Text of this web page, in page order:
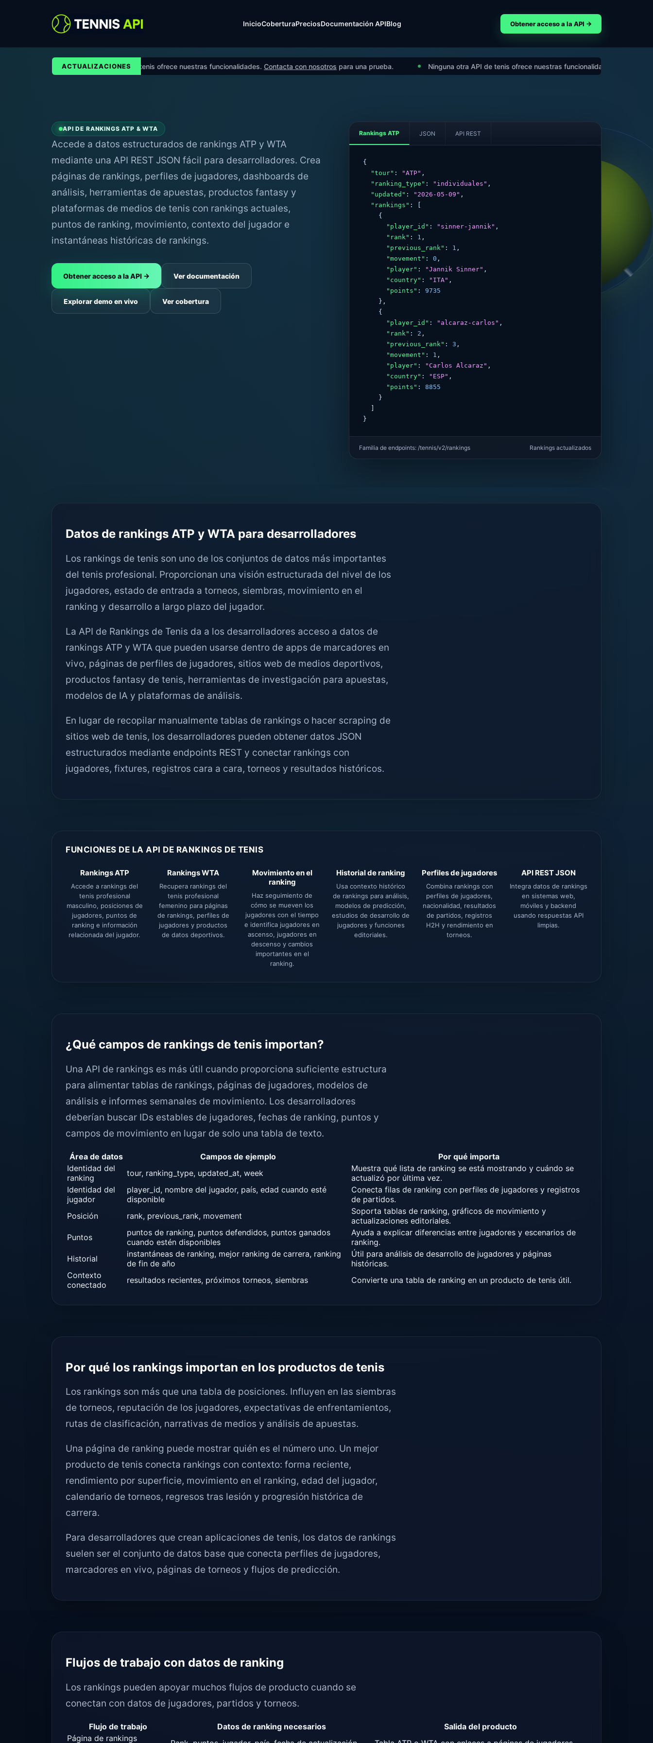
InicioCoberturaPreciosDocumentación APIBlog Obtener acceso a la API →
ACTUALIZACIONES
Ninguna otra API de tenis ofrece nuestras funcionalidades.Contacta con nosotrospara una prueba. Ninguna otra API de tenis ofrece nuestras funcionalidades.Contacta con
API DE RANKINGS ATP & WTA
Accede a datos estructurados de rankings ATP y WTA
mediante una API REST JSON fácil para desarrolladores. Crea
páginas de rankings, perfiles de jugadores, dashboards de
análisis, herramientas de apuestas, productos fantasy y
plataformas de medios de tenis con rankings actuales,
puntos de ranking, movimiento, contexto del jugador e
instantáneas históricas de rankings.
Obtener acceso a la API → Ver documentación
Explorar demo en vivo Ver cobertura
Rankings ATP JSON API REST
{
"tour" : "ATP" ,
"ranking_type" : "individuales" ,
"updated" : "2026-05-09" ,
"rankings" : [
"player_id" : "sinner-jannik" ,
"rank" : 1 ,
"previous_rank" : 1 ,
"movement" : 0 ,
"player" : "Jannik Sinner" ,
"country" : "ITA" ,
"points" : 9735
"player_id" : "alcaraz-carlos" ,
"rank" : 2 ,
"previous_rank" : 3 ,
"movement" : 1 ,
"player" : "Carlos Alcaraz" ,
"country" : "ESP" ,
"points" : 8855
}
Familia de endpoints: /tennis/v2/rankings Rankings actualizados
Datos de rankings ATP y WTA para desarrolladores
Los rankings de tenis son uno de los conjuntos de datos más importantes
del tenis profesional. Proporcionan una visión estructurada del nivel de los
jugadores, estado de entrada a torneos, siembras, movimiento en el
ranking y desarrollo a largo plazo del jugador.
La API de Rankings de Tenis da a los desarrolladores acceso a datos de
rankings ATP y WTA que pueden usarse dentro de apps de marcadores en
vivo, páginas de perfiles de jugadores, sitios web de medios deportivos,
productos fantasy de tenis, herramientas de investigación para apuestas,
modelos de IA y plataformas de análisis.
En lugar de recopilar manualmente tablas de rankings o hacer scraping de
sitios web de tenis, los desarrolladores pueden obtener datos JSON
estructurados mediante endpoints REST y conectar rankings con
jugadores, fixtures, registros cara a cara, torneos y resultados históricos.
FUNCIONES DE LA API DE RANKINGS DE TENIS
Rankings ATP
Accede a rankings del
tenis profesional
masculino, posiciones de
jugadores, puntos de
ranking e información
relacionada del jugador.
Rankings WTA
Recupera rankings del
tenis profesional
femenino para páginas
de rankings, perfiles de
jugadores y productos
de datos deportivos.
Movimiento en el
ranking
Haz seguimiento de
cómo se mueven los
jugadores con el tiempo
e identifica jugadores en
ascenso, jugadores en
descenso y cambios
importantes en el
ranking.
Historial de ranking
Usa contexto histórico
de rankings para análisis,
modelos de predicción,
estudios de desarrollo de
jugadores y funciones
editoriales.
Perfiles de jugadores
Combina rankings con
perfiles de jugadores,
nacionalidad, resultados
de partidos, registros
H2H y rendimiento en
torneos.
API REST JSON
Integra datos de rankings
en sistemas web,
móviles y backend
usando respuestas API
limpias.
¿Qué campos de rankings de tenis importan?
Una API de rankings es más útil cuando proporciona suficiente estructura
para alimentar tablas de rankings, páginas de jugadores, modelos de
análisis e informes semanales de movimiento. Los desarrolladores
deberían buscar IDs estables de jugadores, fechas de ranking, puntos y
campos de movimiento en lugar de solo una tabla de texto.
Área de datos Campos de ejemplo
Por qué importa
Identidad del
ranking
tour, ranking_type, updated_at, week
Muestra qué lista de ranking se está mostrando y cuándo se
actualizó por última vez.
Identidad del
jugador
player_id, nombre del jugador, país, edad cuando esté
disponible
Conecta filas de ranking con perfiles de jugadores y registros
de partidos.
Posición
rank, previous_rank, movement
Soporta tablas de ranking, gráficos de movimiento y
actualizaciones editoriales.
Puntos
puntos de ranking, puntos defendidos, puntos ganados
cuando estén disponibles
Ayuda a explicar diferencias entre jugadores y escenarios de
ranking.
Historial
instantáneas de ranking, mejor ranking de carrera, ranking
de fin de año
Útil para análisis de desarrollo de jugadores y páginas
históricas.
Contexto
conectado
resultados recientes, próximos torneos, siembras Convierte una tabla de ranking en un producto de tenis útil.
Por qué los rankings importan en los productos de tenis
Los rankings son más que una tabla de posiciones. Influyen en las siembras
de torneos, reputación de los jugadores, expectativas de enfrentamientos,
rutas de clasificación, narrativas de medios y análisis de apuestas.
Una página de ranking puede mostrar quién es el número uno. Un mejor
producto de tenis conecta rankings con contexto: forma reciente,
rendimiento por superficie, movimiento en el ranking, edad del jugador,
calendario de torneos, regresos tras lesión y progresión histórica de
carrera.
Para desarrolladores que crean aplicaciones de tenis, los datos de rankings
suelen ser el conjunto de datos base que conecta perfiles de jugadores,
marcadores en vivo, páginas de torneos y flujos de predicción.
Flujos de trabajo con datos de ranking
Los rankings pueden apoyar muchos flujos de producto cuando se
conectan con datos de jugadores, partidos y torneos.
Flujo de trabajo Datos de ranking necesarios
Salida del producto
Página de rankings
×
Descuentos en precios de Tennis-
api.com
Envíanos un mensaje sobre tus requisitos:
Your name
EN FR PT